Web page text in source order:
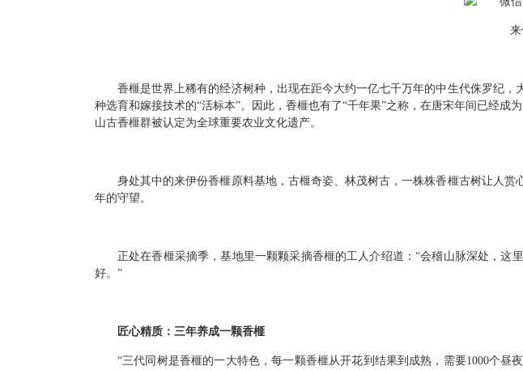
香榧是世界上稀有的经济树种，出现在距今大约一亿七千万年的中生代侏罗纪
种选育和嫁接技术的“活标本”。因此，香榧也有了“千年果”之称，在唐宋年间已经
山古香榧群被认定为全球重要农业文化遗产。
身处其中的来伊份香榧原料基地，古榧奇姿、林茂树古，一株株香榧古树让人
年的守望。
正处在香榧采摘季，基地里一颗颗采摘香榧的工人介绍道：“会稽山脉深处，
好。”
匠心精质：三年养成一颗香榧
“三代同树是香榧的一大特色，每一颗香榧从开花到结果到成熟，需要1000个